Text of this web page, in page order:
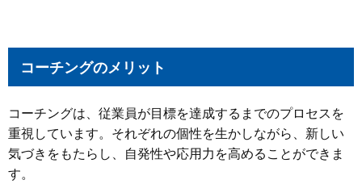
コーチングのメリット
コーチングは、従業員が目標を達成するまでのプロセスを
重視しています。それぞれの個性を生かしながら、新しい
気づきをもたらし、自発性や応用力を高めることができま
す。